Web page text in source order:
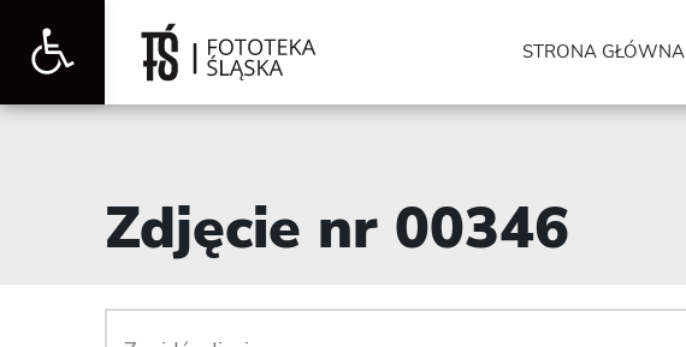
Otwórz
narzędzi
STRONA GŁÓWNA
Zdjęcie nr 00346